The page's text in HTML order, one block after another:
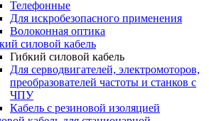
Телефонные
Для искробезопасного применения
Волоконная оптика
силовой кабель
Гибкий силовой кабель
Для серводвигателей, электромоторов,
преобразователей частоты и станков с
ЧПУ
Кабель с резиновой изоляцией